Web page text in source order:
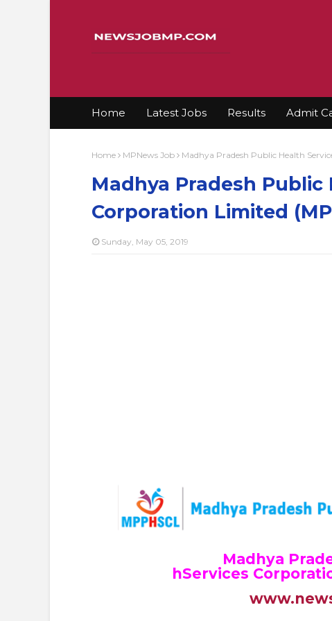
Home Latest Jobs Results Admit
Home MPNews Job Madhya Pradesh Public Health
Madhya Pradesh Public
Corporation Limited
Sunday, May 05, 2019
Madhya
hServices